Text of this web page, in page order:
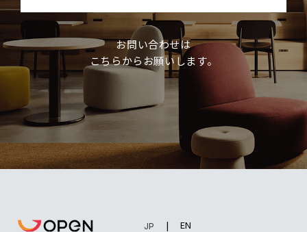
お問い合わせは
こちらからお願いします。
EN
JP